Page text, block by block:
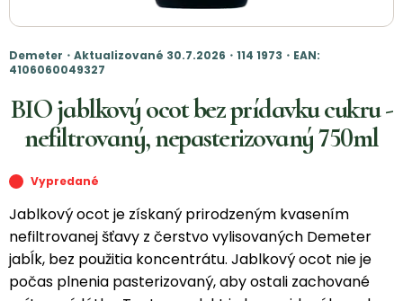
Demeter・Aktualizované 30.7.2026・114 1973・EAN:
4106060049327
BIO jablkový ocot bez prídavku cukru -
nefiltrovaný, nepasterizovaný 750ml
Vypredané
Jablkový ocot je získaný prirodzeným kvasením
nefiltrovanej šťavy z čerstvo vylisovaných Demeter
jabĺk, bez použitia koncentrátu. Jablkový ocot nie je
počas plnenia pasterizovaný, aby ostali zachované